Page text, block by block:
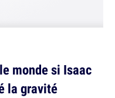
monde si Isaac
la gravité